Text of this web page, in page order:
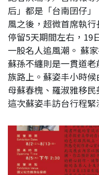
后」都是「台南囝仔
風之後，超微首席執
停留5天期間左右，19
一股名人追風潮。 蘇
蘇孫不纏則是一貫道
族路上。蘇姿丰小時
母蘇春槐、羅淑雅移民
這次蘇姿丰訪台行程緊